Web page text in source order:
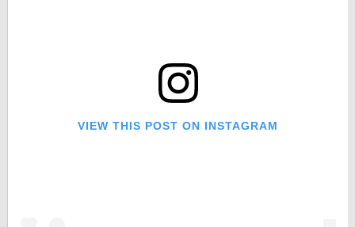
VIEW THIS POST ON INSTAGRAM